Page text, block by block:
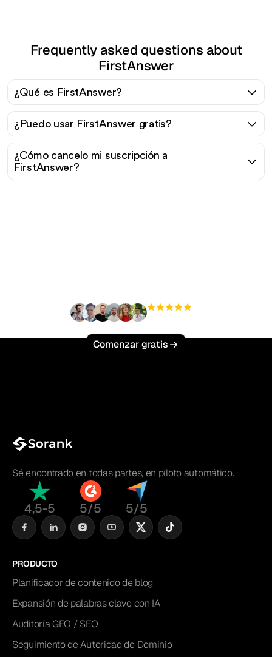
Frequently asked questions about
FirstAnswer
¿Qué es FirstAnswer?
¿Puedo usar FirstAnswer gratis?
¿Cómo cancelo mi suscripción a
FirstAnswer?
Comenzar gratis
Sé encontrado en todas partes, en piloto automático.
4,5-5 5/5 5/5
PRODUCTO
Planificador de contenido de blog
Expansión de palabras clave con IA
Auditoría GEO / SEO
Seguimiento de Autoridad de Dominio